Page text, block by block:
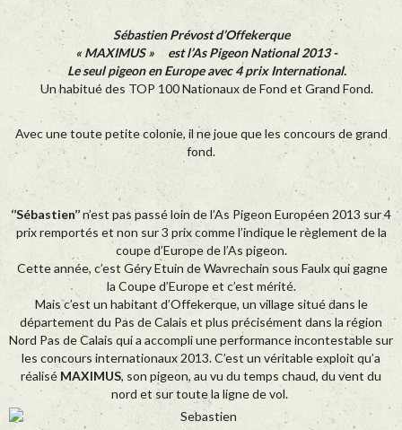
Sébastien Prévost d’Offekerque
« MAXIMUS » est l’As Pigeon National 2013 -
Le seul pigeon en Europe avec 4 prix International.
Un habitué des TOP 100 Nationaux de Fond et Grand Fond.
Avec une toute petite colonie, il ne joue que les concours de grand
fond.
‘’Sébastien’’n’est pas passé loin de l’As Pigeon Européen 2013 sur 4
prix remportés et non sur 3 prix comme l’indique le règlement de la
coupe d’Europe de l’As pigeon.
Cette année, c’est Géry Etuin de Wavrechain sous Faulx qui gagne
la Coupe d’Europe et c’est mérité.
Mais c’est un habitant d’Offekerque, un village situé dans le
département du Pas de Calais et plus précisément dans la région
Nord Pas de Calais qui a accompli une performance incontestable sur
les concours internationaux 2013. C’est un véritable exploit qu’a
réalisé MAXIMUS, son pigeon, au vu du temps chaud, du vent du
nord et sur toute la ligne de vol.